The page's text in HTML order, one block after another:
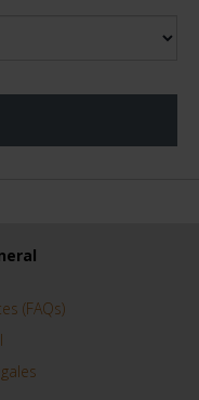
(FAQs)